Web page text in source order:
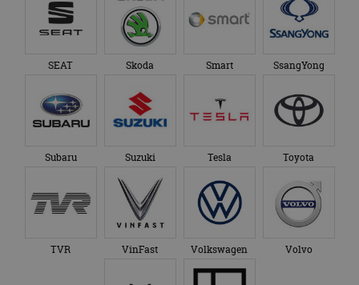
SEAT Skoda Smart SsangYong
Subaru Suzuki Tesla Toyota
TVR VinFast Volkswagen Volvo